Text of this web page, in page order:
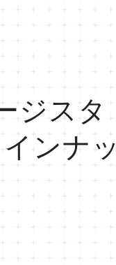
ジスタ
ンナッ